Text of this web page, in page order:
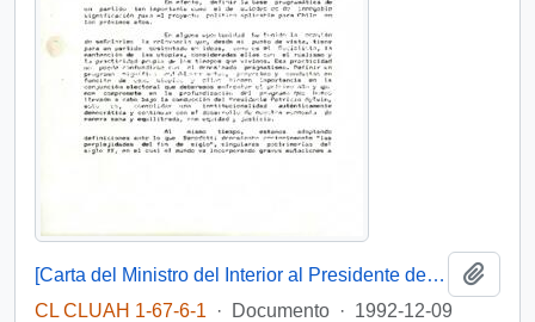
[Carta del Ministro del Interior al Presidente de la Comisión Organizadora del Congreso General Programático del Partido Socialista de Chile]
CL CLUAH 1-67-6-1
· Documento · 1992-12-09